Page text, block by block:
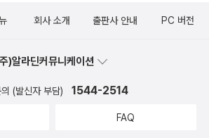
회사 소개 출판사 안내 PC 버전
)알라딘커뮤니케이션
(발신자 부담) 1544-2514
FAQ